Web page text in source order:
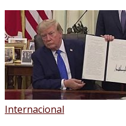
Internacional